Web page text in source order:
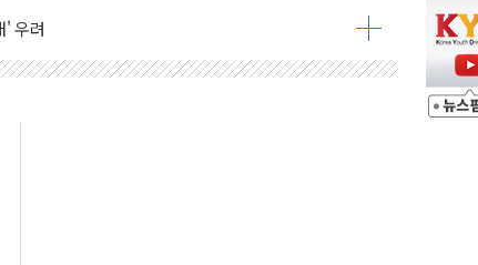
차 확대'
며 상승… STOXX 600 지수는 나흘 연속 최고치
위협에 맞설 자체 억지력 강화